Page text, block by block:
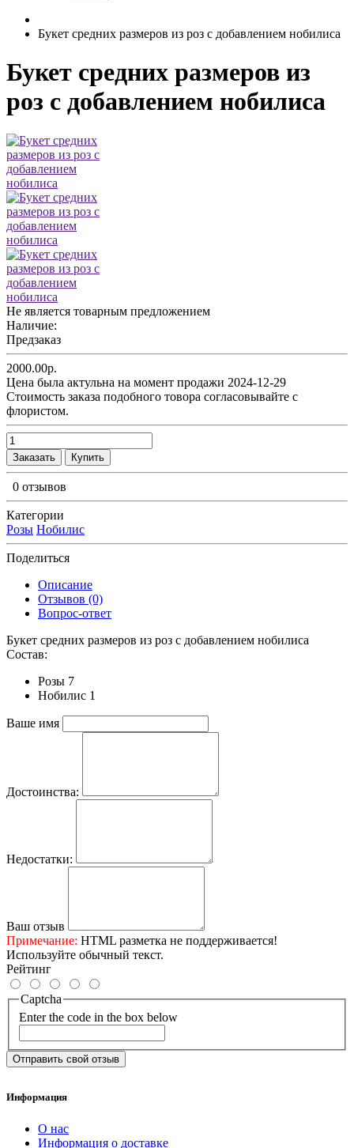
Букет средних размеров из роз c добавлением нобилиса
Букет средних размеров из
роз c добавлением нобилиса
Не является товарным предложением
Наличие:
Предзаказ
2000.00р.
Цена была актульна на момент продажи 2024-12-29
Cтоимость заказа подобного товора согласовывайте с
флористом.
Заказать Купить
0 отзывов
Категории
Розы Нобилис
Поделиться
Описание
Отзывов (0)
Вопрос-ответ
Букет средних размеров из роз c добавлением нобилиса
Состав:
Розы 7
Нобилис 1
Ваше имя
Достоинства:
Недостатки:
Ваш отзыв
Примечание: HTML разметка не поддерживается!
Используйте обычный текст.
Рейтинг
Captcha
Enter the code in the box below
Отправить свой отзыв
Информация
О нас
Информация о доставке